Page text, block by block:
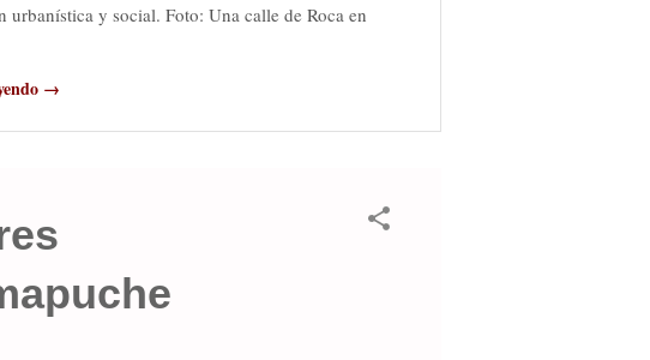
urbanística y social. Foto: Una calle de Roca en
→